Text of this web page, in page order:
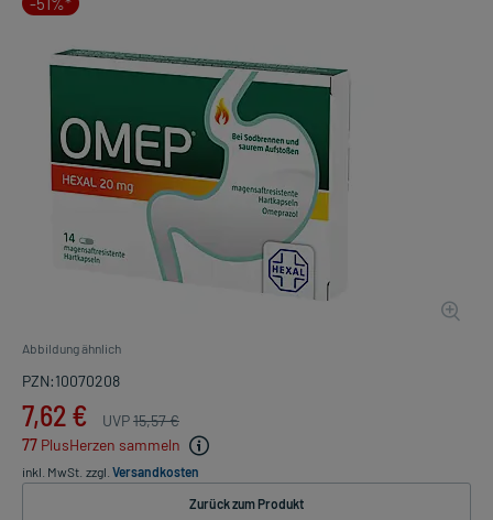
Abbildung ähnlich
PZN:10070208
7,62 € UVP15,57 €
77 PlusHerzen sammeln
inkl. MwSt. zzgl. Versandkosten
Zurück zum Produkt